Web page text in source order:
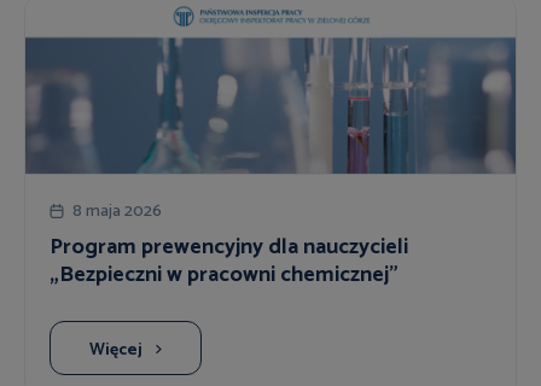
8 maja 2026
Program prewencyjny dla nauczycieli
„Bezpieczni w pracowni chemicznej”
Więcej